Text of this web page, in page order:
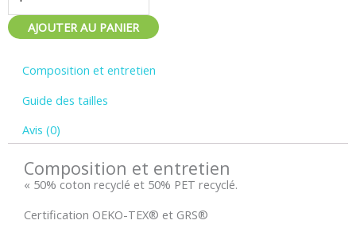
"Mère
Nature"
-
AJOUTER AU PANIER
Composition et entretien
Guide des tailles
Avis (0)
Composition et entretien
« 50% coton recyclé et 50% PET recyclé.
Certification OEKO-TEX® et GRS®